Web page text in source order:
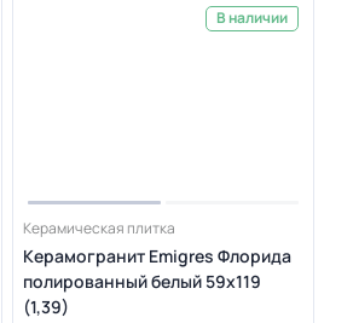
В наличии
Керамическая плитка
Керамогранит Emigres Флорида
полированный белый 59x119
(1,39)